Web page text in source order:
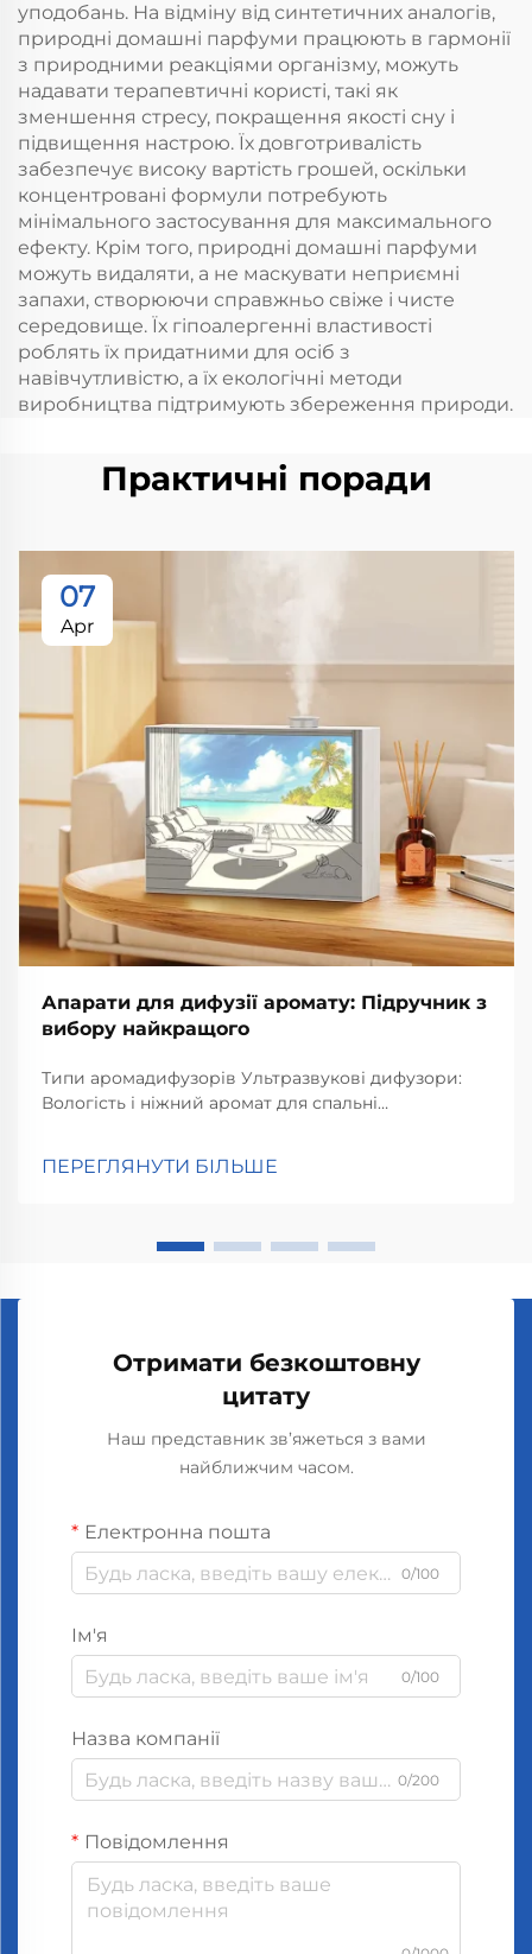
уподобань. На відміну від синтетичних аналогів,
природні домашні парфуми працюють в гармонії
з природними реакціями організму, можуть
надавати терапевтичні користі, такі як
зменшення стресу, покращення якості сну і
підвищення настрою. Їх довготривалість
забезпечує високу вартість грошей, оскільки
концентровані формули потребують
мінімального застосування для максимального
ефекту. Крім того, природні домашні парфуми
можуть видаляти, а не маскувати неприємні
запахи, створюючи справжньо свіже і чисте
середовище. Їх гіпоалергенні властивості
роблять їх придатними для осіб з
навівчутливістю, а їх екологічні методи
виробництва підтримують збереження природи.
Практичні поради
07
Apr
Апарати для дифузії аромату: Підручник з
вибору найкращого
Типи аромадифузорів Ультразвукові дифузори:
Вологість і ніжний аромат для спальні
ефірні олії в повітрі, по суті, виконуючи одночасно
ПЕРЕГЛЯНУТИ БІЛЬШЕ
Отримати безкоштовну
цитату
Наш представник зв’яжеться з вами
найближчим часом.
Електронна пошта
0/100
Ім'я
0/100
Назва компанії
0/200
Повідомлення